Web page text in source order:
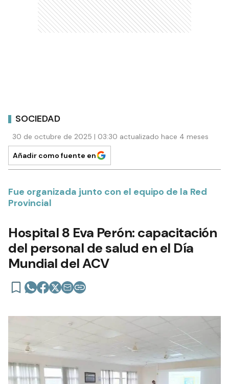
SOCIEDAD
30 de octubre de 2025 | 03:30 actualizado hace 4 meses
Añadir como fuente en
Fue organizada junto con el equipo de la Red
Provincial
Hospital 8 Eva Perón: capacitación
del personal de salud en el Día
Mundial del ACV